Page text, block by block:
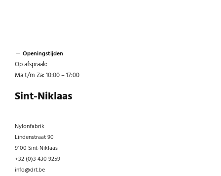
Openingstijden
Op afspraak:
Ma t/m Za: 10:00 – 17:00
Sint-Niklaas
Nylonfabrik
Lindenstraat 90
9100 Sint-Niklaas
+32 (0)3 430 9259
info@drt.be